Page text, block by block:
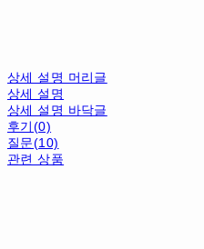
상세 설명 머리글
상세 설명
상세 설명 바닥글
후기(0)
질문(10)
관련 상품